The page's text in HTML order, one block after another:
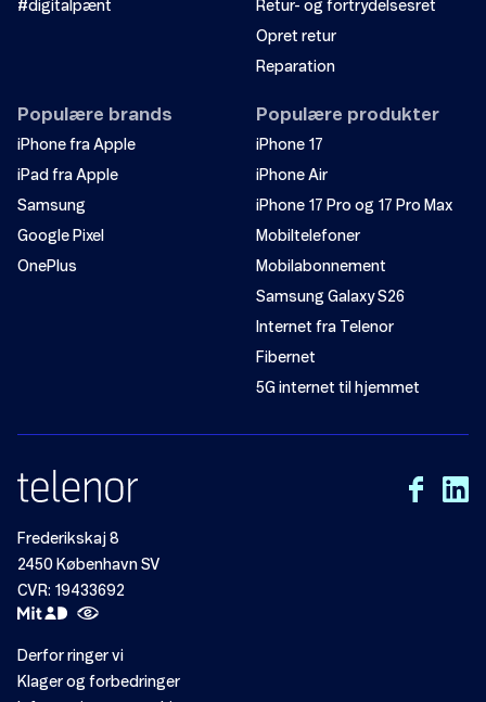
#digitalpænt
Retur- og fortrydelsesret
Opret retur
Reparation
Populære brands
iPhone fra Apple
iPad fra Apple
Samsung
Google Pixel
OnePlus
Populære produkter
iPhone 17
iPhone Air
iPhone 17 Pro og 17 Pro Max
Mobiltelefoner
Mobilabonnement
Samsung Galaxy S26
Internet fra Telenor
Fibernet
5G internet til hjemmet
Frederikskaj 8
2450 København SV
CVR: 19433692
Derfor ringer vi
Klager og forbedringer